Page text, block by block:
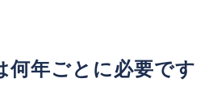
何年ごとに必要です